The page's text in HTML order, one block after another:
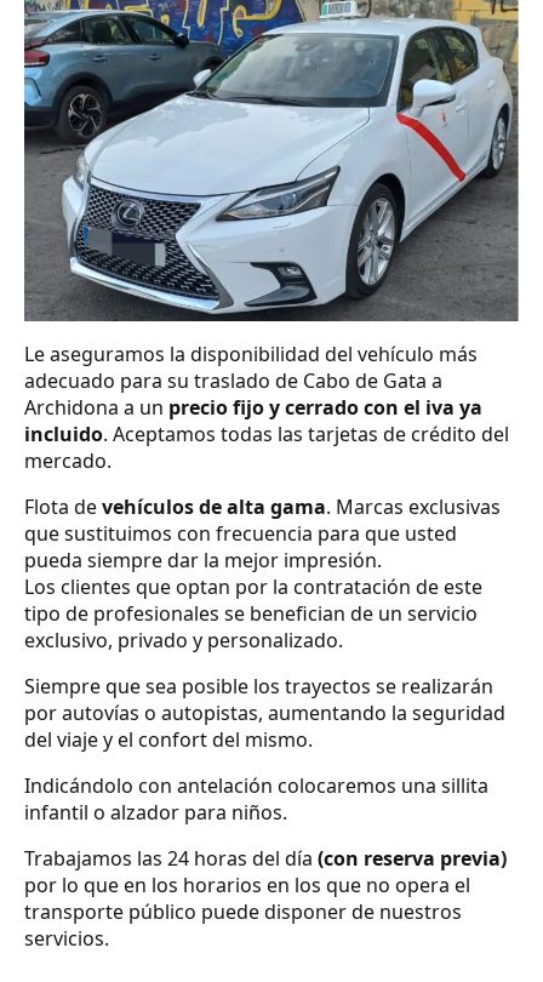
Le aseguramos la disponibilidad del vehículo más
adecuado para su traslado de Cabo de Gata a
Archidona a un precio fijo y cerrado con el iva ya
incluido. Aceptamos todas las tarjetas de crédito del
mercado.
Flota devehículos de alta gama. Marcas exclusivas
que sustituimos con frecuencia para que usted
pueda siempre dar la mejor impresión.
Los clientes que optan por la contratación de este
tipo de profesionales se benefician de un servicio
exclusivo, privado y personalizado.
Siempre que sea posible los trayectos se realizarán
por autovías o autopistas, aumentando la seguridad
del viaje y el confort del mismo.
Indicándolo con antelación colocaremos una sillita
infantil o alzador para niños.
Trabajamos las 24 horas del día (con reserva previa)
por lo que en los horarios en los que no opera el
transporte público puede disponer de nuestros
servicios.